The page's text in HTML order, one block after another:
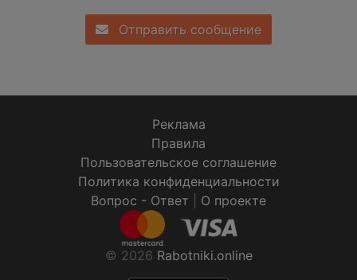
Отправить сообщение
Реклама
Правила
Пользовательское соглашение
Политика конфиденциальности
Вопрос - Ответ
О проекте
© 2026 Rabotniki.online